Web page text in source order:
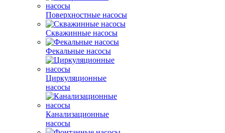
Поверхностные насосы
Скважинные насосы
Фекальные насосы
Циркуляционные
насосы
Канализационные
насосы